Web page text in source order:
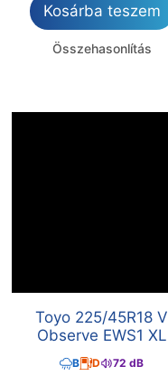
Kosárba teszem
Összehasonlítás
Toyo 225/45R18 V
Observe EWS1 XL
B D 72 dB